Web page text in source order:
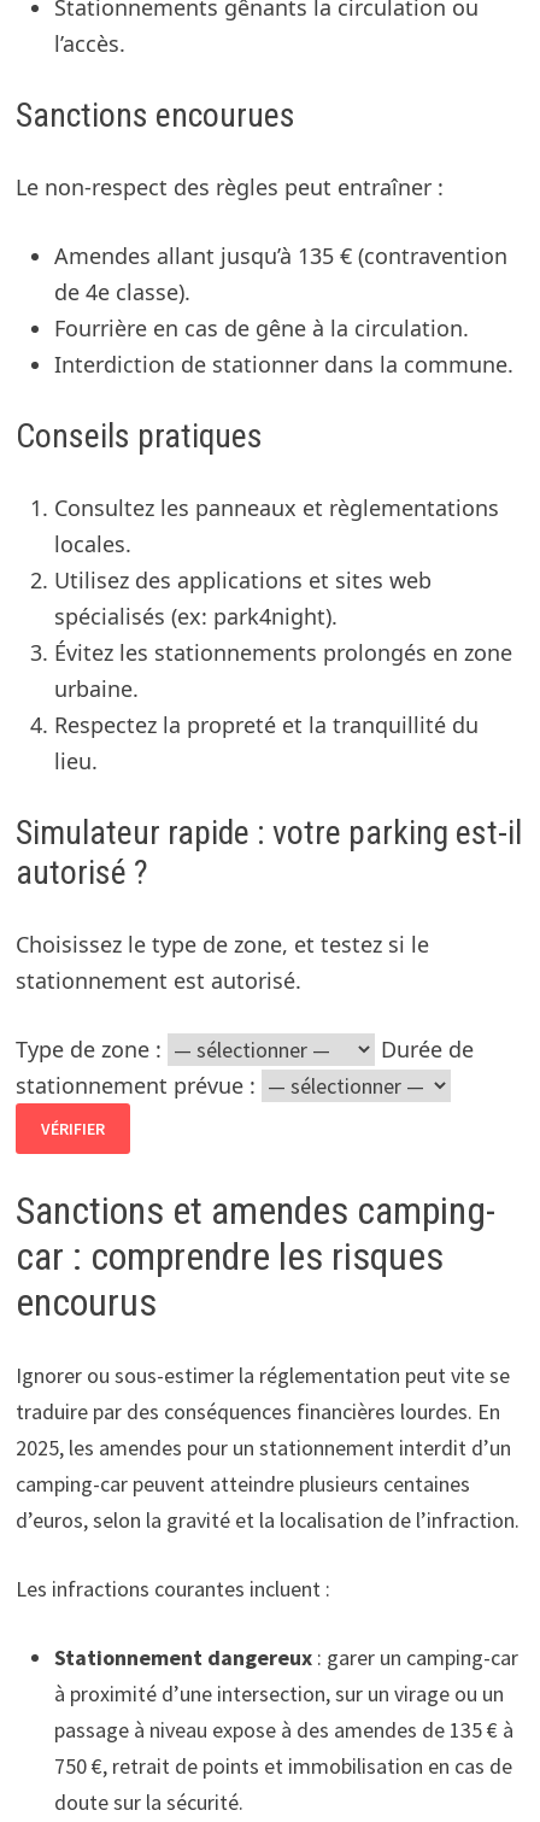
Stationnements gênants la circulation ou
l’accès.
Sanctions encourues
Le non-respect des règles peut entraîner :
Amendes allant jusqu’à 135 € (contravention
de 4e classe).
Fourrière en cas de gêne à la circulation.
Interdiction de stationner dans la commune.
Conseils pratiques
Consultez les panneaux et règlementations
locales.
Utilisez des applications et sites web
spécialisés (ex: park4night).
Évitez les stationnements prolongés en zone
urbaine.
Respectez la propreté et la tranquillité du
lieu.
Simulateur rapide : votre parking est-il
autorisé ?
Choisissez le type de zone, et testez si le
stationnement est autorisé.
Type de zone :
Durée de
stationnement prévue :
VÉRIFIER
Panneaux et signalisations courantes
Panneau parking avec pictogramme
camping-car :
interdit à tous véhicules ou spécifiquement
aux camping-cars.
Panneau limitation de durée :durée
maximale autorisée indiquée.
Panneau complémentaire :précisions (ex :
Sanctions et amendes camping-
car : comprendre les risques
encourus
Ignorer ou sous-estimer la réglementation peut vite se
traduire par des conséquences financières lourdes. En
2025, les amendes pour un stationnement interdit d’un
camping-car peuvent atteindre plusieurs centaines
d’euros, selon la gravité et la localisation de l’infraction.
Les infractions courantes incluent :
Stationnement dangereux: garer un camping-car
à proximité d’une intersection, sur un virage ou un
passage à niveau expose à des amendes de 135 € à
750 €, retrait de points et immobilisation en cas de
doute sur la sécurité.